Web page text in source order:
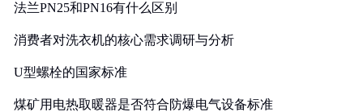
法兰PN25和PN16有什么区别
消费者对洗衣机的核心需求调研与分析
U型螺栓的国家标准
煤矿用电热取暖器是否符合防爆电气设备标准